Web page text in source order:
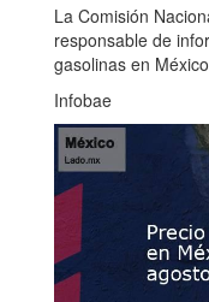
La Comisión
responsable de
gasolinas en México
Infobae